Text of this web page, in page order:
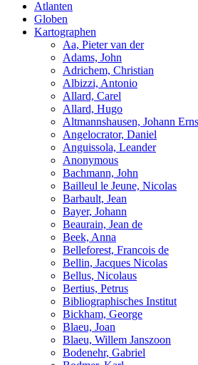
Atlanten
Globen
Kartographen
Aa, Pieter van der
Adams, John
Adrichem, Christian
Albizzi, Antonio
Allard, Carel
Allard, Hugo
Altmannshausen, Johann
Angelocrator, Daniel
Anguissola, Leander
Anonymous
Bachmann, John
Bailleul le Jeune, Nicolas
Barbault, Jean
Bayer, Johann
Beaurain, Jean de
Beek, Anna
Belleforest, Francois de
Bellin, Jacques Nicolas
Bellus, Nicolaus
Bertius, Petrus
Bibliographisches Institut
Bickham, George
Blaeu, Joan
Blaeu, Willem Janszoon
Bodenehr, Gabriel